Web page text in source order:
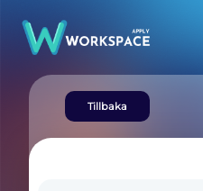
Tillbaka